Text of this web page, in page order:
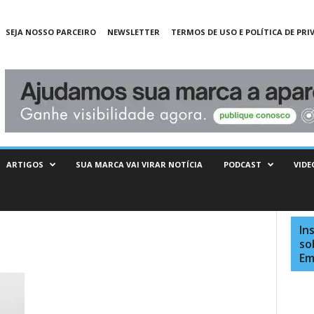
SEJA NOSSO PARCEIRO NEWSLETTER TERMOS DE USO E POLÍTICA DE
ARTIGOS SUA MARCA VAI VIRAR NOTÍCIA PODCAST